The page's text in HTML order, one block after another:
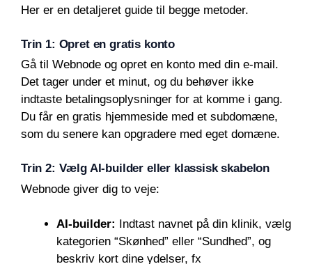
Her er en detaljeret guide til begge metoder.
Trin 1: Opret en gratis konto
Gå til Webnode og opret en konto med din e-mail.
Det tager under et minut, og du behøver ikke
indtaste betalingsoplysninger for at komme i gang.
Du får en gratis hjemmeside med et subdomæne,
som du senere kan opgradere med eget domæne.
Trin 2: Vælg AI-builder eller klassisk skabelon
Webnode giver dig to veje:
AI-builder: Indtast navnet på din klinik, vælg
kategorien “Skønhed” eller “Sundhed”, og
beskriv kort dine ydelser, fx